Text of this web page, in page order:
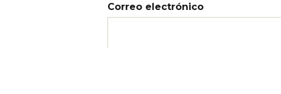
Correo electrónico